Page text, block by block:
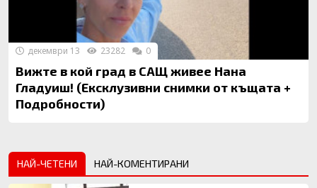
Вижте в кой град в САЩ живее Нана
Гладуиш! (Ексклузивни снимки от къщата +
Подробности)
декември 13 23282 0
НАЙ-ЧЕТЕНИ НАЙ-КОМЕНТИРАНИ